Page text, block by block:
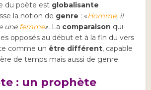
du poète est globalisante
la notion de genre : «Homme, il
une femme». La comparaison qui
opposés au début et à la fin du vers
comme un être différent, capable
de temps mais aussi de genre.
: un prophète